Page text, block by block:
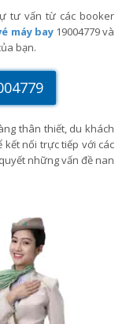
tư vấn từ các booker
máy bay19004779 và
bạn.
thân thiết, du khách
kết nối trực tiếp với các
những vấn đề nan